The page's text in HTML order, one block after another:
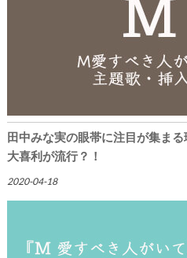
田中みな実の眼帯に注目が集ま
大喜利が流行？！
2020-04-18